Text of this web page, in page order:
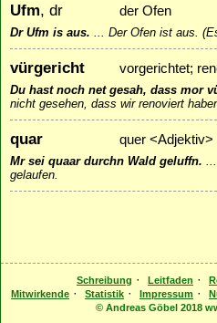
Ufm, dr der Ofen
Dr Ufm is aus. ... Der Ofen ist aus.
vürgericht vorgerichtet;
Du hast noch net gesah, dass mor
nicht gesehen, dass wir renoviert
quar quer <Adjektiv>
Mr sei quaar durchn Wald geluffn. ...
gelaufen.
Schreibung · Leitfaden ·
Mitwirkende · Statistik · Impressum ·
© Andreas Göbel 2018